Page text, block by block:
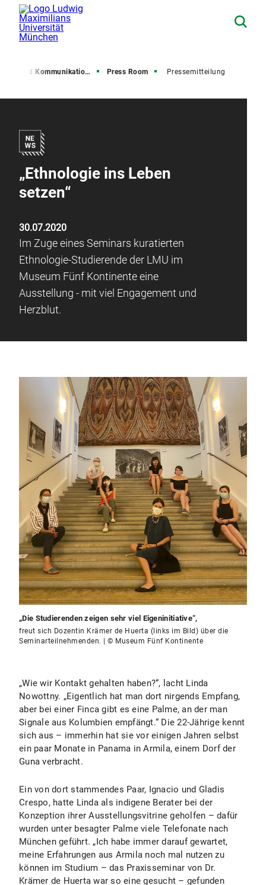
und Kommunikation (PuK) Press Room Pressemitteilung
„Ethnologie ins Leben
setzen“
30.07.2020
Im Zuge eines Seminars kuratierten
Ethnologie-Studierende der LMU im
Museum Fünf Kontinente eine
Ausstellung - mit viel Engagement und
Herzblut.
„Die Studierenden zeigen sehr viel Eigeninitiative“,
freut sich Dozentin Krämer de Huerta (links im Bild) über die
Seminarteilnehmenden. | © Museum Fünf Kontinente
„Wie wir Kontakt gehalten haben?“, lacht Linda
Nowottny. „Eigentlich hat man dort nirgends Empfang,
aber bei einer Finca gibt es eine Palme, an der man
Signale aus Kolumbien empfängt.“ Die 22-Jährige kennt
sich aus – immerhin hat sie vor einigen Jahren selbst
ein paar Monate in Panama in Armila, einem Dorf der
Guna verbracht.
Ein von dort stammendes Paar, Ignacio und Gladis
Crespo, hatte Linda als indigene Berater bei der
Konzeption ihrer Ausstellungsvitrine geholfen – dafür
wurden unter besagter Palme viele Telefonate nach
München geführt. „Ich habe immer darauf gewartet,
meine Erfahrungen aus Armila noch mal nutzen zu
können im Studium – das Praxisseminar von Dr.
Krämer de Huerta war so eine gesucht – gefunden